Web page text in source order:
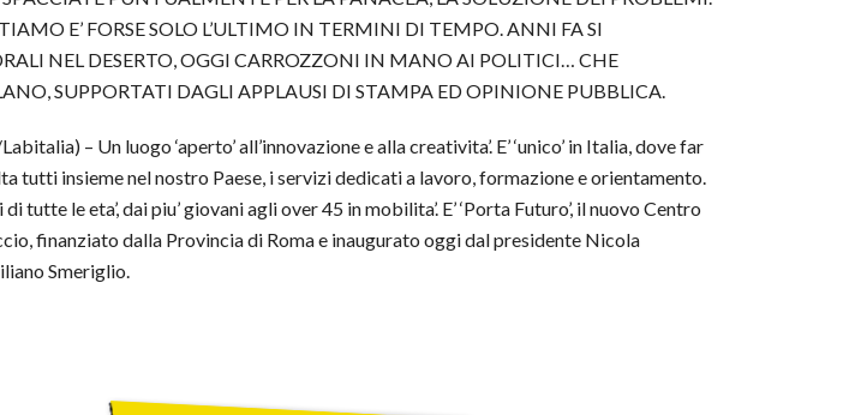
E’ FORSE SOLO L’ULTIMO IN TERMINI DI TEMPO. ANNI FA SI
NEL DESERTO, OGGI CARROZZONI IN MANO AI POLITICI… CHE
SUPPORTATI DAGLI APPLAUSI DI STAMPA ED OPINIONE PUBBLICA.
– Un luogo ‘aperto’ all’innovazione e alla creativita’. E’ ‘unico’ in Italia, dove far
tutti insieme nel nostro Paese, i servizi dedicati a lavoro, formazione e orientamento.
tutte le eta’, dai piu’ giovani agli over 45 in mobilita’. E’ ‘Porta Futuro’, il nuovo Centro
finanziato dalla Provincia di Roma e inaugurato oggi dal presidente Nicola
Smeriglio.